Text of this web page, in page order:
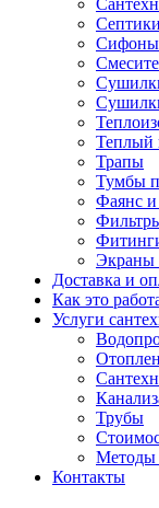
Сифоны
Теплый
Трапы
Тумбы
Фаянс
Экраны
Доставка и
Как это
Услуги
Трубы
Методы
Контакты